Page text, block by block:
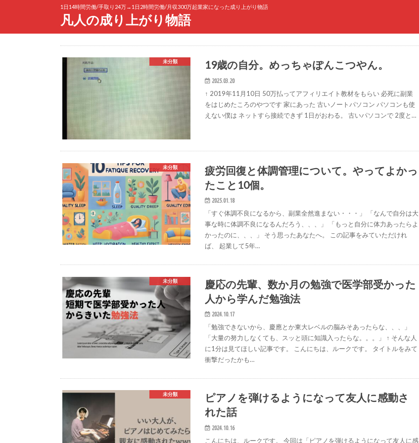
1日14時間労働/手取り24万→1日2時間労働/月収300万起業家になった成り上がり物語
凡人の成り上がり物語
未分類 19歳の自分。めっちゃぽんこつやん。
2025.03.20
↑ 2019年11月10日 50万払ってアフィリエイト教材をもらい 必死に副業
をはじめたころのやつです 家にあった 古いノートパソコン パソコンも使
えない僕は ネットすら接続できず 1日がおわる。 古いパソコンで 2度と…
未分類
疲労回復と体調管理について。やってよかっ
たこと10個。
2025.01.18
「すぐ体調不良になるから、副業全然進まない・・・」 「なんで自分は大
事な時に体調不良になるんだろう、、、」 「もっと自分に体力あったらよ
かったのに、、、」 そう思ったあなたへ。 この記事をみていただけれ
ば、 起業して5年…
未分類
慶応の先輩、数か月の勉強で医学部受かった
人から学んだ勉強法
2024.10.17
「勉強できないから、慶應とか東大レベルの脳みそあったらな、、、」
「大量の努力しなくても、スッと頭に知識入ったらな。。。」 ↑ そんな人
に1分は見てほしい記事です。 こんにちは、ルークです。 タイトルをみて
衝撃だったかも…
未分類
ピアノを弾けるようになって友人に感動さ
れた話
2024.10.16
こんにちは、ルークです。 今回は「ピアノを弾けるようになって友人に感